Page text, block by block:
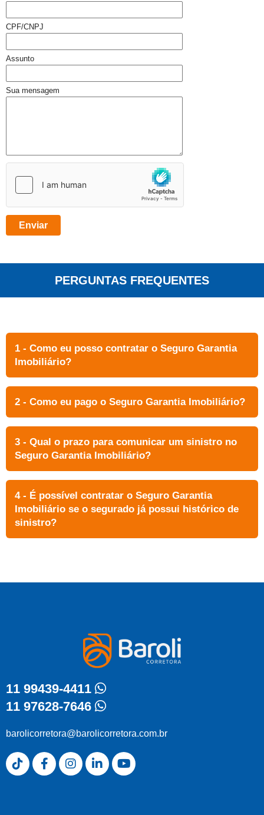
CPF/CNPJ
Assunto
Sua mensagem
PERGUNTAS FREQUENTES
1 - Como eu posso contratar o Seguro Garantia
Imobiliário?
2 - Como eu pago o Seguro Garantia Imobiliário?
3 - Qual o prazo para comunicar um sinistro no
Seguro Garantia Imobiliário?
4 - É possível contratar o Seguro Garantia
Imobiliário se o segurado já possui histórico de
sinistro?
11 99439-4411
11 97628-7646
barolicorretora@barolicorretora.com.br